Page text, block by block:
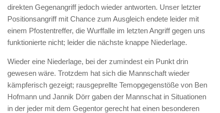
direkten Gegenangriff jedoch wieder antworten. Unser letzter
Positionsangriff mit Chance zum Ausgleich endete leider mit
einem Pfostentreffer, die Wurffalle im letzten Angriff gegen uns
funktionierte nicht; leider die nächste knappe Niederlage.
Wieder eine Niederlage, bei der zumindest ein Punkt drin
gewesen wäre. Trotzdem hat sich die Mannschaft wieder
kämpferisch gezeigt; rausgeprellte Temopgegenstöße von Ben
Hofmann und Jannik Dörr gaben der Mannschat in Situationen
in der jeder mit dem Gegentor gerecht hat einen besonderen